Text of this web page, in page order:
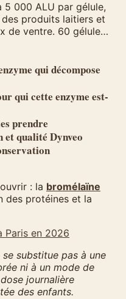
5 000 ALU par gélule,
produits laitiers et
de ventre. 60 gélules
Disponible à
qui décompose
qui cette enzyme est-
prendre
et qualité Dynveo
: la bromélaïne
des protéines et la
Paris en 2026
substitue pas à une
ni à un mode de
journalière
des enfants.